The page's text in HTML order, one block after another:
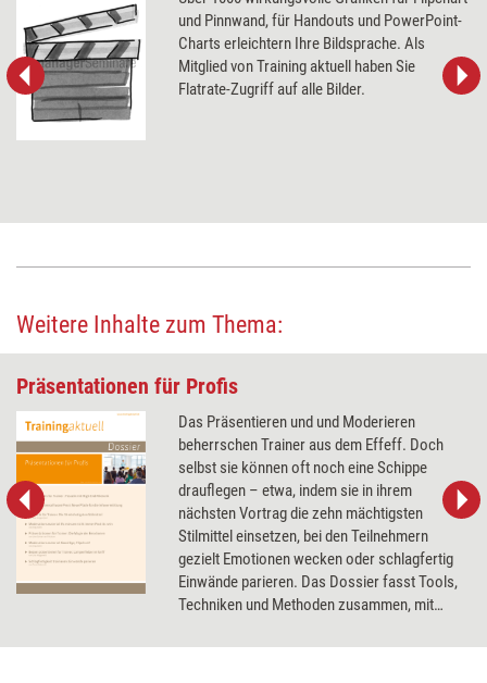
und Pinnwand, für Handouts und PowerPoint-
Charts erleichtern Ihre Bildsprache. Als
Mitglied von Training aktuell haben Sie
Flatrate-Zugriff auf alle Bilder.
Weitere Inhalte zum Thema:
Präsentationen für Profis
Das Präsentieren und und Moderieren
beherrschen Trainer aus dem Effeff. Doch
selbst sie können oft noch eine Schippe
drauflegen – etwa, indem sie in ihrem
nächsten Vortrag die zehn mächtigsten
Stilmittel einsetzen, bei den Teilnehmern
gezielt Emotionen wecken oder schlagfertig
Einwände parieren. Das Dossier fasst Tools,
Techniken und Methoden zusammen, mit
aufpolieren können.